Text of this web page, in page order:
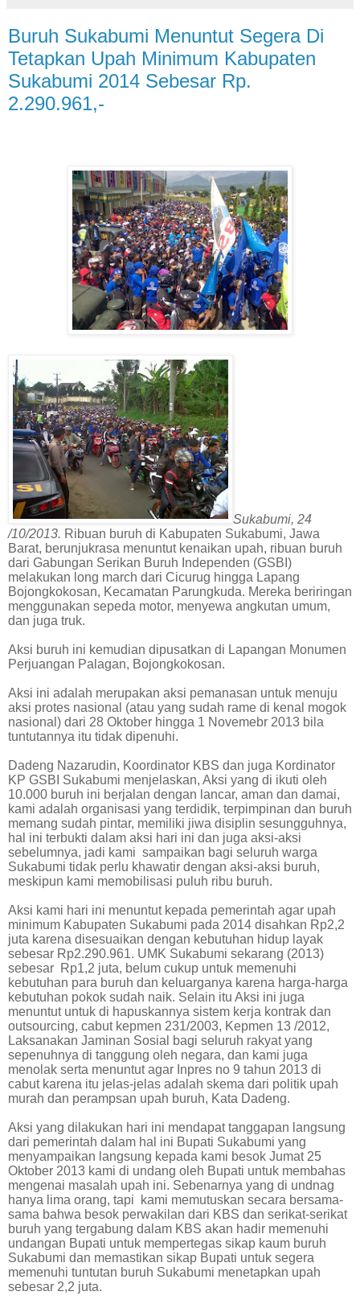
Buruh Sukabumi Menuntut Segera Di
Tetapkan Upah Minimum Kabupaten
Sukabumi 2014 Sebesar Rp.
2.290.961,-
Sukabumi, 24
/10/2013. Ribuan buruh di Kabupaten Sukabumi, Jawa
Barat, berunjukrasa menuntut kenaikan upah, ribuan buruh
dari Gabungan Serikan Buruh Independen (GSBI)
melakukan long march dari Cicurug hingga Lapang
Bojongkokosan, Kecamatan Parungkuda. Mereka beriringan
menggunakan sepeda motor, menyewa angkutan umum,
dan juga truk.
Aksi buruh ini kemudian dipusatkan di Lapangan Monumen
Perjuangan Palagan, Bojongkokosan.
Aksi ini adalah merupakan aksi pemanasan untuk menuju
aksi protes nasional (atau yang sudah rame di kenal mogok
nasional) dari 28 Oktober hingga 1 Novemebr 2013 bila
tuntutannya itu tidak dipenuhi.
Dadeng Nazarudin, Koordinator KBS dan juga Kordinator
KP GSBI Sukabumi menjelaskan, Aksi yang di ikuti oleh
10.000 buruh ini berjalan dengan lancar, aman dan damai,
kami adalah organisasi yang terdidik, terpimpinan dan buruh
memang sudah pintar, memiliki jiwa disiplin sesungguhnya,
hal ini terbukti dalam aksi hari ini dan juga aksi-aksi
sebelumnya, jadi kami sampaikan bagi seluruh warga
Sukabumi tidak perlu khawatir dengan aksi-aksi buruh,
meskipun kami memobilisasi puluh ribu buruh.
Aksi kami hari ini menuntut kepada pemerintah agar upah
minimum Kabupaten Sukabumi pada 2014 disahkan Rp2,2
juta karena disesuaikan dengan kebutuhan hidup layak
sebesar Rp2.290.961. UMK Sukabumi sekarang (2013)
sebesar Rp1,2 juta, belum cukup untuk memenuhi
kebutuhan para buruh dan keluarganya karena harga-harga
kebutuhan pokok sudah naik. Selain itu Aksi ini juga
menuntut untuk di hapuskannya sistem kerja kontrak dan
outsourcing, cabut kepmen 231/2003, Kepmen 13 /2012,
Laksanakan Jaminan Sosial bagi seluruh rakyat yang
sepenuhnya di tanggung oleh negara, dan kami juga
menolak serta menuntut agar Inpres no 9 tahun 2013 di
cabut karena itu jelas-jelas adalah skema dari politik upah
murah dan perampsan upah buruh, Kata Dadeng.
Aksi yang dilakukan hari ini mendapat tanggapan langsung
dari pemerintah dalam hal ini Bupati Sukabumi yang
menyampaikan langsung kepada kami besok Jumat 25
Oktober 2013 kami di undang oleh Bupati untuk membahas
mengenai masalah upah ini. Sebenarnya yang di undnag
hanya lima orang, tapi
kami memutuskan secara bersama-
sama bahwa besok perwakilan dari KBS dan serikat-serikat
buruh yang tergabung dalam KBS akan hadir memenuhi
undangan Bupati untuk mempertegas sikap kaum buruh
Sukabumi dan memastikan sikap Bupati untuk segera
memenuhi tuntutan buruh Sukabumi menetapkan upah
sebesar 2,2 juta.